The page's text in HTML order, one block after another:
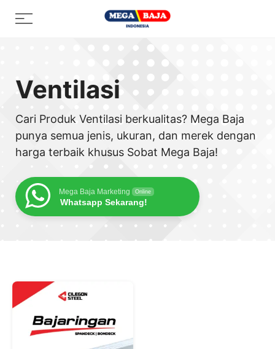
Menu
Ventilasi
Cari Produk Ventilasi berkualitas? Mega Baja
punya semua jenis, ukuran, dan merek dengan
harga terbaik khusus Sobat Mega Baja!
Mega Baja Marketing Online
Whatsapp Sekarang!